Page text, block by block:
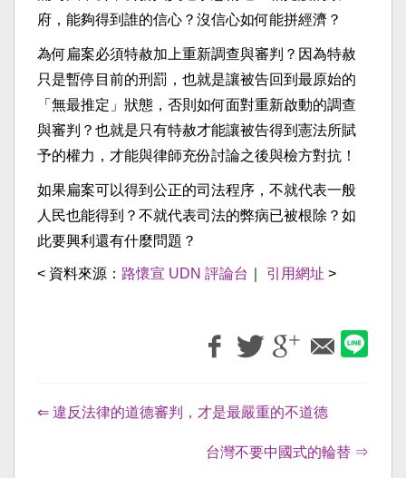
府，能夠得到誰的信心？沒信心如何能拼經濟？
為何扁案必須特赦加上重新調查與審判？因為特赦
只是暫停目前的刑罰，也就是讓被告回到最原始的
「無最推定」狀態，否則如何面對重新啟動的調查
與審判？也就是只有特赦才能讓被告得到憲法所賦
予的權力，才能與律師充份討論之後與檢方對抗！
如果扁案可以得到公正的司法程序，不就代表一般
人民也能得到？不就代表司法的弊病已被根除？如
此要興利還有什麼問題？
< 資料來源： 路懷宣 UDN 評論台 引用網址 >
⇐ 違反法律的道德審判，才是最嚴重的不道德
台灣不要中國式的輪替 ⇒